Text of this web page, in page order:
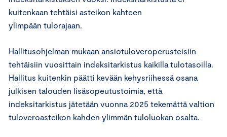
kuitenkaan tehtäisi asteikon kahteen
ylimpään tulorajaan.
Hallitusohjelman mukaan ansiotuloveroperusteisiin
tehtäisiin vuosittain indeksitarkistus kaikilla tulotasoilla.
Hallitus kuitenkin päätti kevään kehysriihessä osana
julkisen talouden lisäsopeutustoimia, että
indeksitarkistus jätetään vuonna 2025 tekemättä valtion
tuloveroasteikon kahden ylimmän tuloluokan osalta.